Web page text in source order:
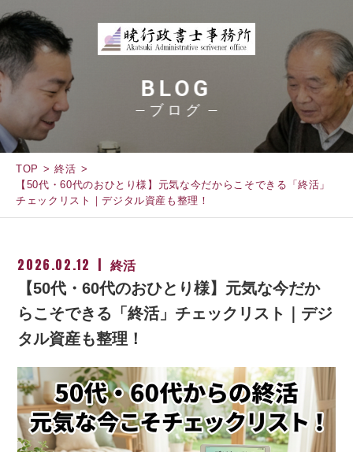
BLOG
ブログ
TOP
終活
【50代・60代のおひとり様】元気な今だからこそできる「終活」
チェックリスト｜デジタル資産も整理！
2026.02.12 終活
【50代・60代のおひとり様】元気な今だか
らこそできる「終活」チェックリスト｜デジ
タル資産も整理！